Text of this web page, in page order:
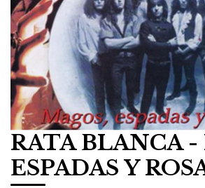
RATA BLANCA -
ESPADAS Y